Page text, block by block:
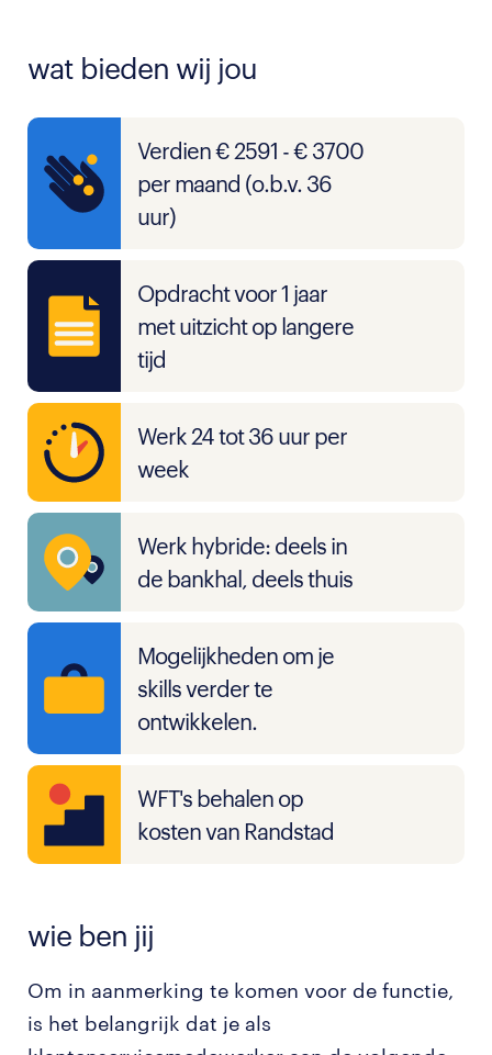
wat bieden wij jou
Verdien € 2591 - € 3700
per maand (o.b.v. 36
uur)
Opdracht voor 1 jaar
met uitzicht op langere
tijd
Werk 24 tot 36 uur per
week
Werk hybride: deels in
de bankhal, deels thuis
Mogelijkheden om je
skills verder te
ontwikkelen.
WFT's behalen op
kosten van Randstad
wie ben jij
Om in aanmerking te komen voor de functie,
is het belangrijk dat je als